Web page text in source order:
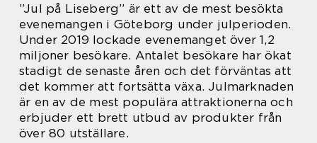
”Jul på Liseberg” är ett av de mest besökta
evenemangen i Göteborg under julperioden.
Under 2019 lockade evenemanget över 1,2
miljoner besökare. Antalet besökare har ökat
stadigt de senaste åren och det förväntas att
det kommer att fortsätta växa. Julmarknaden
är en av de mest populära attraktionerna och
erbjuder ett brett utbud av produkter från
över 80 utställare.